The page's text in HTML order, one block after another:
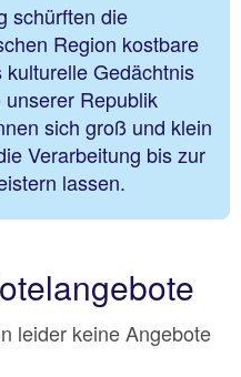
schürften die
Region kostbare
Gedächtnis
Republik
sich groß und klein
Verarbeitung bis zur
lassen.
leider keine Angebote